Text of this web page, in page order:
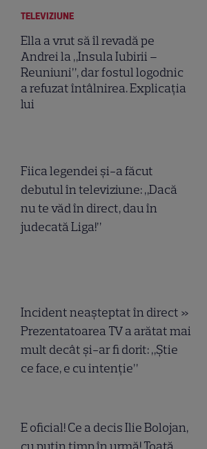
TELEVIZIUNE
Ella a vrut să îl revadă pe
Andrei la „Insula Iubirii –
Reuniuni”, dar fostul logodnic
a refuzat întâlnirea. Explicația
lui
Fiica legendei și-a făcut
debutul în televiziune: „Dacă
nu te văd în direct, dau în
judecată Liga!”
Incident neașteptat în direct »
Prezentatoarea TV a arătat mai
mult decât și-ar fi dorit: „Știe
ce face, e cu intenție”
E oficial! Ce a decis Ilie Bolojan,